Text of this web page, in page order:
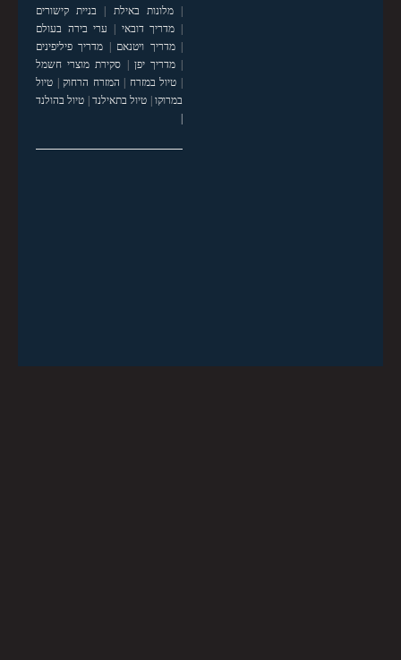
|מלונות באילת | בניית קישורים
| מדריך דובאי | ערי בירה בעולם
|מדריך ויטנאם | מדריך פיליפינים
|מדריך יפן | סקירת מוצרי חשמל
| טיול במזרח | המזרח הרחוק| טיול
במרוקו| טיול בתאילנד| טיול בהולנד
|